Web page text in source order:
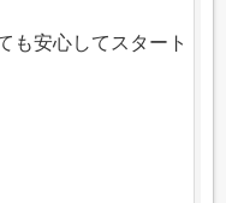
も安心してスタート